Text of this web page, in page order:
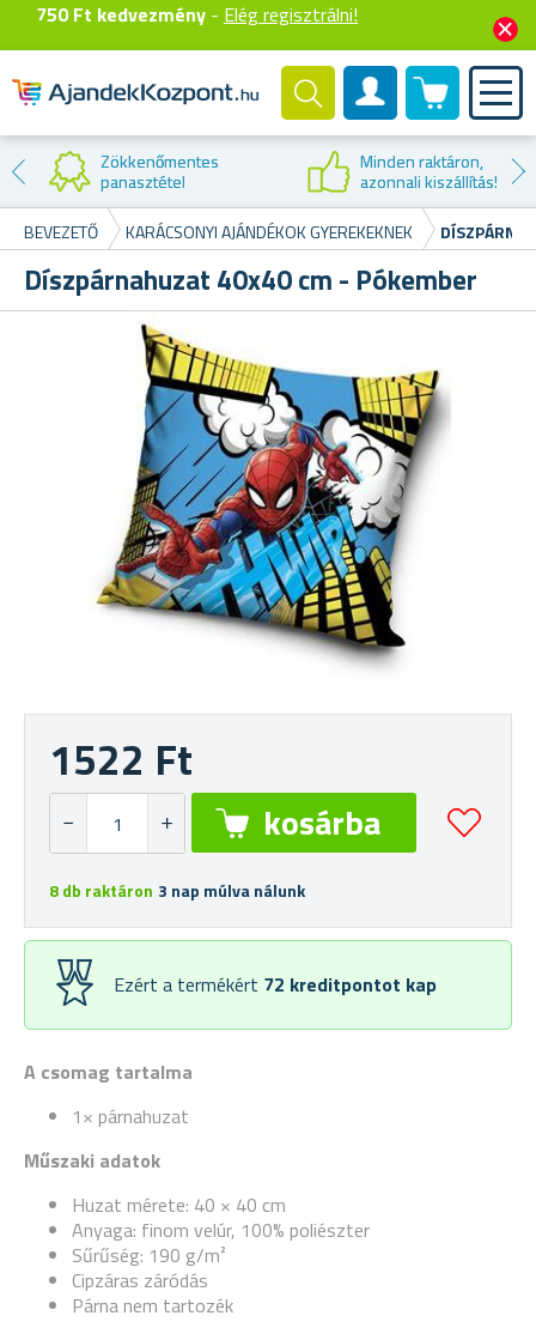
750 Ft kedvezmény - Elég regisztrálni!
Felhasználók fiók
0 termék
Zökkenőmentes
panasztétel
Minden raktáron,
azonnali kiszállítás!
BEVEZETŐ
KARÁCSONYI AJÁNDÉKOK GYEREKEKNEK
Díszpárnahuzat 40x40 cm - Pókember
A csomag tartalma
1× párnahuzat
Műszaki adatok
Huzat mérete: 40 × 40 cm
Anyaga: finom velúr, 100% poliészter
Sűrűség: 190 g/m²
Cipzáras záródás
Párna nem tartozék
1522 Ft
8 db raktáron 3 nap múlva nálunk
Ezért a termékért 72 kreditpontot kap